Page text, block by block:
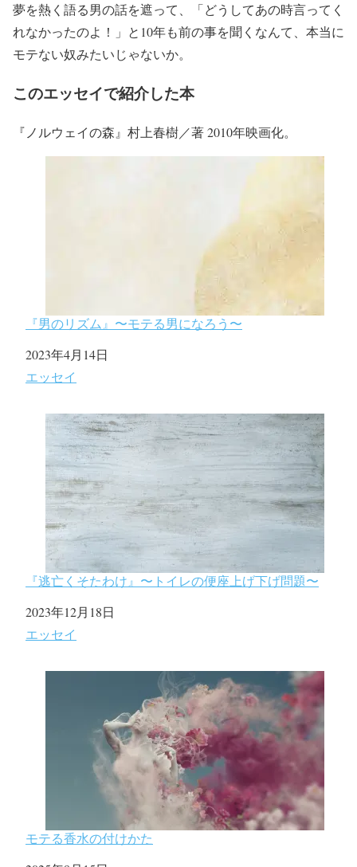
夢を熱く語る男の話を遮って、「どうしてあの時言ってく
れなかったのよ！」と10年も前の事を聞くなんて、本当に
モテない奴みたいじゃないか。
このエッセイで紹介した本
『ノルウェイの森』村上春樹／著 2010年映画化。
『男のリズム』〜モテる男になろう〜
日付
2023年4月14日
関連理由
エッセイ
『逃亡くそたわけ』〜トイレの便座上げ下げ問題〜
日付
2023年12月18日
関連理由
エッセイ
モテる香水の付けかた